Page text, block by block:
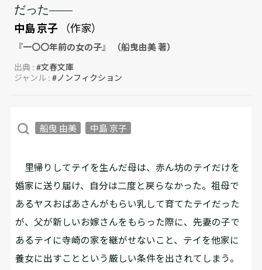
だった――
中島 京子
（作家）
『一〇〇年前の女の子』 （船曳由美 著）
出典 :#文春文庫
ジャンル :#ノンフィクション
船曳 由美 中島 京子
里帰りしてテイを生んだ母は、赤ん坊のテイだけを
婚家に送り届け、自分は二度と戻らなかった。祖母で
あるヤスおばあさんがもらい乳して育てたテイだった
が、父が新しいお嫁さんをもらった際に、先妻の子で
あるテイに寺崎の家を継がせないこと、テイを他家に
養女に出すことという厳しい条件を出されてしまう。